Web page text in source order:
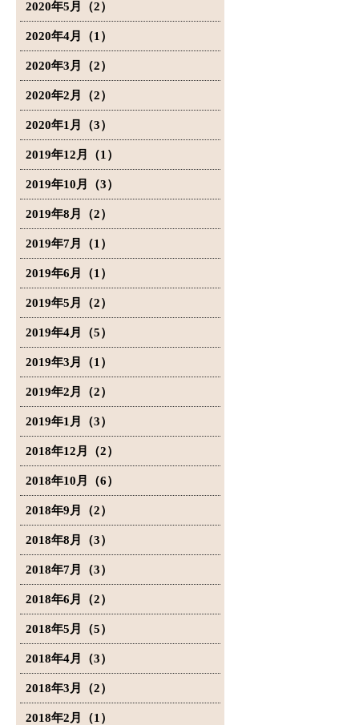
2020年5月（2）
2020年4月（1）
2020年3月（2）
2020年2月（2）
2020年1月（3）
2019年12月（1）
2019年10月（3）
2019年8月（2）
2019年7月（1）
2019年6月（1）
2019年5月（2）
2019年4月（5）
2019年3月（1）
2019年2月（2）
2019年1月（3）
2018年12月（2）
2018年10月（6）
2018年9月（2）
2018年8月（3）
2018年7月（3）
2018年6月（2）
2018年5月（5）
2018年4月（3）
2018年3月（2）
2018年2月（1）